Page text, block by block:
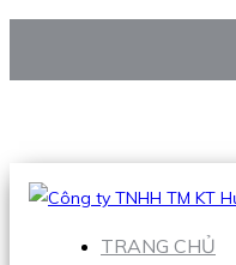
Hotline:0938 906 663
TRANG CHỦ